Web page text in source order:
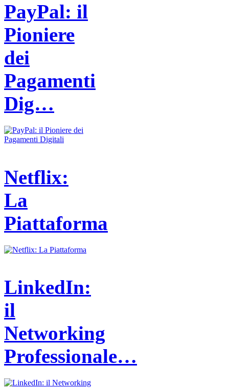
PayPal: il
Pioniere
dei
Pagamenti
Dig…
Netflix:
La
Piattaforma
LinkedIn:
il
Networking
Professionale…